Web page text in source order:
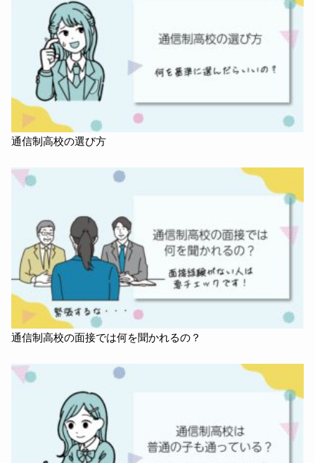
通信制高校の選び方
通信制高校の面接では何を聞かれるの？